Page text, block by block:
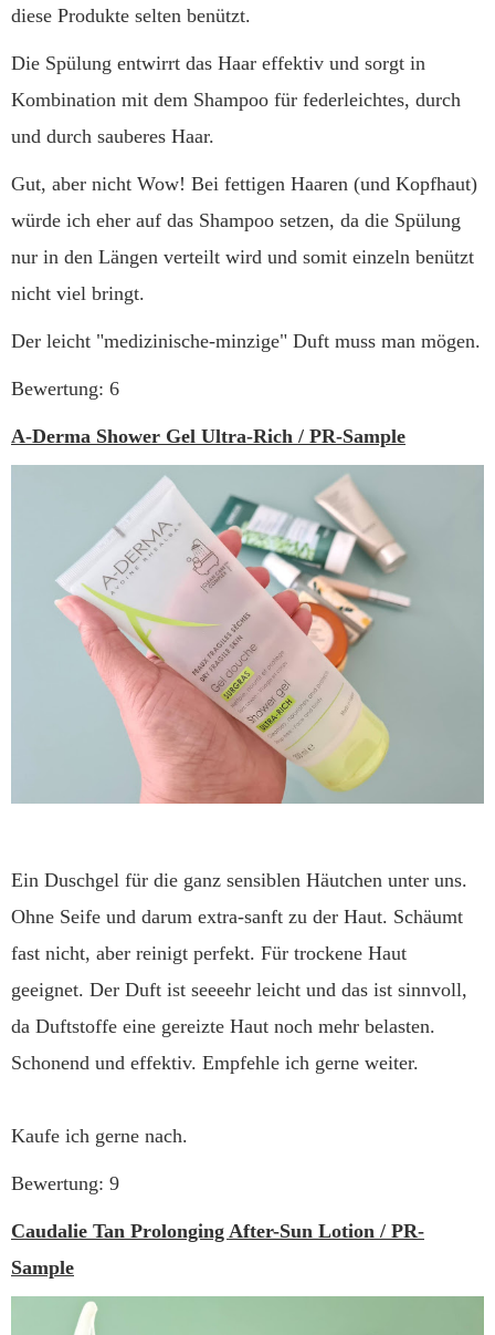
diese Produkte selten benützt.
Die Spülung entwirrt das Haar effektiv und sorgt in
Kombination mit dem Shampoo für federleichtes, durch
und durch sauberes Haar.
Gut, aber nicht Wow! Bei fettigen Haaren (und Kopfhaut)
würde ich eher auf das Shampoo setzen, da die Spülung
nur in den Längen verteilt wird und somit einzeln benützt
nicht viel bringt.
Der leicht "medizinische-minzige" Duft muss man mögen.
Bewertung: 6
A-Derma Shower Gel Ultra-Rich / PR-Sample
Ein Duschgel für die ganz sensiblen Häutchen unter uns.
Ohne Seife und darum extra-sanft zu der Haut. Schäumt
fast nicht, aber reinigt perfekt. Für trockene Haut
geeignet. Der Duft ist seeeehr leicht und das ist sinnvoll,
da Duftstoffe eine gereizte Haut noch mehr belasten.
Schonend und effektiv. Empfehle ich gerne weiter.
Kaufe ich gerne nach.
Bewertung: 9
Caudalie Tan Prolonging After-Sun Lotion / PR-
Sample